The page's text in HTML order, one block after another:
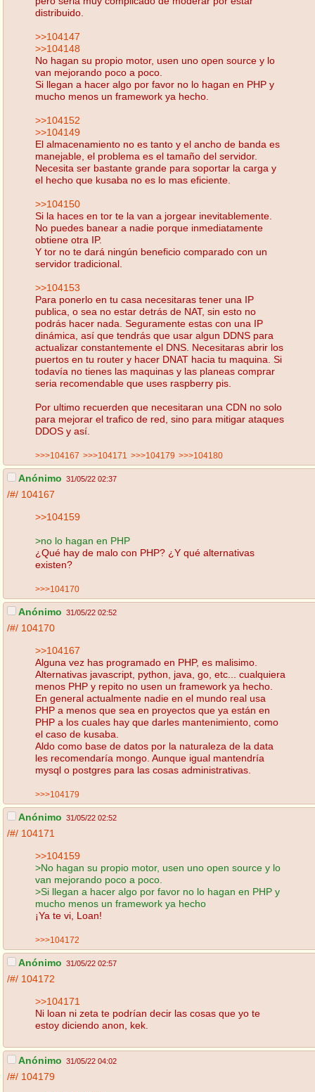
distribuido.
>>104147
>>104148
No hagan su propio motor, usen uno open source y lo
van mejorando poco a poco.
Si llegan a hacer algo por favor no lo hagan en PHP y
mucho menos un framework ya hecho.
>>104152
>>104149
El almacenamiento no es tanto y el ancho de banda es
manejable, el problema es el tamaño del servidor.
Necesita ser bastante grande para soportar la carga y
el hecho que kusaba no es lo mas eficiente.
>>104150
Si la haces en tor te la van a jorgear inevitablemente.
No puedes banear a nadie porque inmediatamente
obtiene otra IP.
Y tor no te dará ningún beneficio comparado con un
servidor tradicional.
>>104153
Para ponerlo en tu casa necesitaras tener una IP
publica, o sea no estar detrás de NAT, sin esto no
podrás hacer nada. Seguramente estas con una IP
dinámica, así que tendrás que usar algun DDNS para
actualizar constantemente el DNS. Necesitaras abrir los
puertos en tu router y hacer DNAT hacia tu maquina. Si
todavía no tienes las maquinas y las planeas comprar
seria recomendable que uses raspberry pis.
Por ultimo recuerden que necesitaran una CDN no solo
para mejorar el trafico de red, sino para mitigar ataques
DDOS y así.
>>>104167 >>>104171 >>>104179 >>>104180
Anónimo 31/05/22 02:37
/#/ 104167
>>104159
>no lo hagan en PHP
¿Qué hay de malo con PHP? ¿Y qué alternativas
existen?
>>>104170
Anónimo 31/05/22 02:52
/#/ 104170
>>104167
Alguna vez has programado en PHP, es malisimo.
Alternativas javascript, python, java, go, etc... cualquiera
menos PHP y repito no usen un framework ya hecho.
En general actualmente nadie en el mundo real usa
PHP a menos que sea en proyectos que ya están en
PHP a los cuales hay que darles mantenimiento, como
el caso de kusaba.
Aldo como base de datos por la naturaleza de la data
les recomendaría mongo. Aunque igual mantendría
mysql o postgres para las cosas administrativas.
>>>104179
Anónimo 31/05/22 02:52
/#/ 104171
>>104159
>No hagan su propio motor, usen uno open source y lo
van mejorando poco a poco.
>Si llegan a hacer algo por favor no lo hagan en PHP y
mucho menos un framework ya hecho
¡Ya te vi, Loan!
>>>104172
Anónimo 31/05/22 02:57
/#/ 104172
>>104171
Ni loan ni zeta te podrían decir las cosas que yo te
estoy diciendo anon, kek.
Anónimo 31/05/22 04:02
/#/ 104179